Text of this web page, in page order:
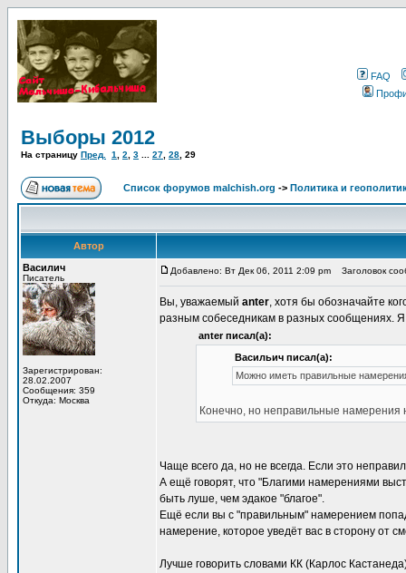
FAQ
Выборы 2012
На страницу Пред. 1 2 3 27 28 29
Список форумов malchish.org -> Политика и
Автор
Василич
Писатель
Зарегистрирован:
28.02.2007
Сообщения: 359
Откуда: Москва
Добавлено: Вт Дек 06, 2011 2:09 pm Заголовок
Вы, уважаемый anter, хотя бы обозначайте
разным собеседникам в разных сообщениях.
anter писал(а):
Васильич писал(а):
Можно иметь правильные
Конечно, но неправильные намерения
Чаще всего да, но не всегда. Если это
А ещё говорят, что "Благими намерениями
быть луше, чем эдакое "благое".
Ещё если вы с "правильным" намерением
намерение, которое уведёт вас в сторону от
Лучше говорить словами КК (Карлос